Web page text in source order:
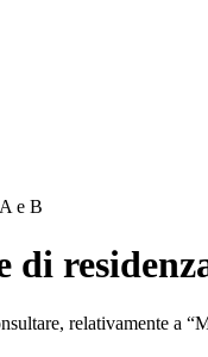
e B
relativamente a